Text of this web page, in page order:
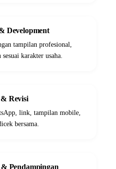
Development
tampilan profesional,
karakter usaha.
Revisi
link, tampilan mobile,
bersama.
Pendampingan